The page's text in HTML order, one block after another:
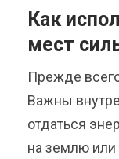
Как
мест
Прежде
Важны
отдаться
на землю или